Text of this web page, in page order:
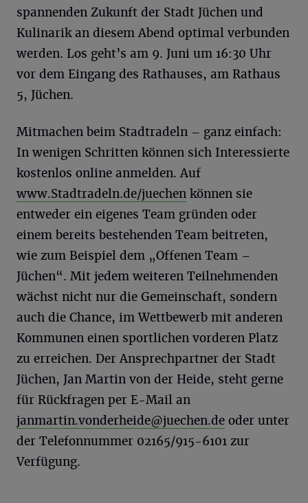
spannenden Zukunft der Stadt Jüchen und
Kulinarik an diesem Abend optimal verbunden
werden. Los geht’s am 9. Juni um 16:30 Uhr
vor dem Eingang des Rathauses, am Rathaus
5, Jüchen.
Mitmachen beim Stadtradeln – ganz einfach:
In wenigen Schritten können sich Interessierte
kostenlos online anmelden. Auf
www.Stadtradeln.de/juechen können sie
entweder ein eigenes Team gründen oder
einem bereits bestehenden Team beitreten,
wie zum Beispiel dem „Offenen Team –
Jüchen“. Mit jedem weiteren Teilnehmenden
wächst nicht nur die Gemeinschaft, sondern
auch die Chance, im Wettbewerb mit anderen
Kommunen einen sportlichen vorderen Platz
zu erreichen. Der Ansprechpartner der Stadt
Jüchen, Jan Martin von der Heide, steht gerne
für Rückfragen per E-Mail an
janmartin.vonderheide@juechen.de oder unter
der Telefonnummer 02165/915-6101 zur
Verfügung.